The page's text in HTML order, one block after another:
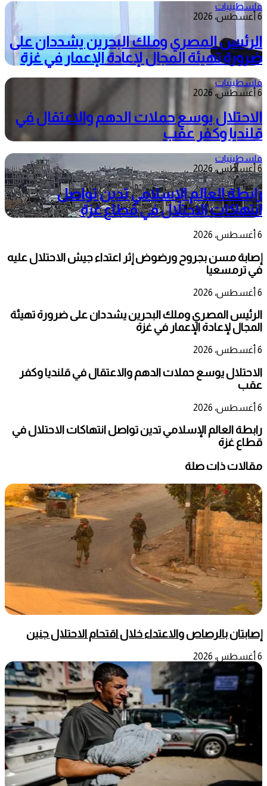
فلسطينيات
6 أغسطس، 2026
الرئيس المصري وملك البحرين يشددان على
ضرورة تهيئة المجال لإعادة الإعمار في غزة
فلسطينيات
6 أغسطس، 2026
الاحتلال يوسع حملات الدهم والاعتقال في
قلنديا وكفر عقب
فلسطينيات
6 أغسطس، 2026
رابطة العالم الإسلامي تدين تواصل
انتهاكات الاحتلال في قطاع غزة
6 أغسطس، 2026
إصابة مسن بجروح ورضوض إثر اعتداء جيش الاحتلال عليه
في ترمسعيا
6 أغسطس، 2026
الرئيس المصري وملك البحرين يشددان على ضرورة تهيئة
المجال لإعادة الإعمار في غزة
6 أغسطس، 2026
الاحتلال يوسع حملات الدهم والاعتقال في قلنديا وكفر
عقب
6 أغسطس، 2026
رابطة العالم الإسلامي تدين تواصل انتهاكات الاحتلال في
قطاع غزة
مقالات ذات صلة
إصابتان بالرصاص والاعتداء خلال اقتحام الاحتلال جنين
6 أغسطس، 2026